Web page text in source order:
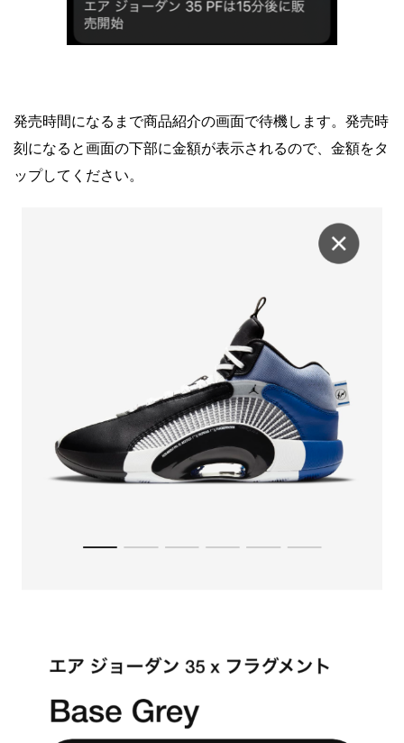
発売時間になるまで商品紹介の画面で待機します。発売時
刻になると画面の下部に金額が表示されるので、金額をタ
ップしてください。